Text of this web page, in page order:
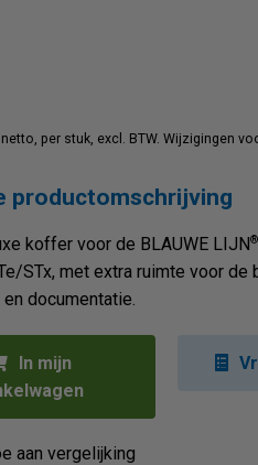
per stuk, excl. BTW. Wijzigingen
productomschrijving
koffer voor de BLAUWE LIJN®
STx, met extra ruimte voor de
documentatie.
In mijn
aan vergelijking